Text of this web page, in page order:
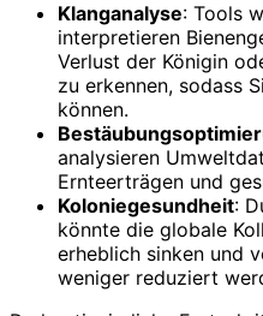
Klanganalyse: Tools
interpretieren
Verlust der Königin
zu erkennen, sodass
können.
analysieren
Ernteerträgen und
Koloniegesundheit:
könnte die globale
erheblich sinken und
weniger reduziert